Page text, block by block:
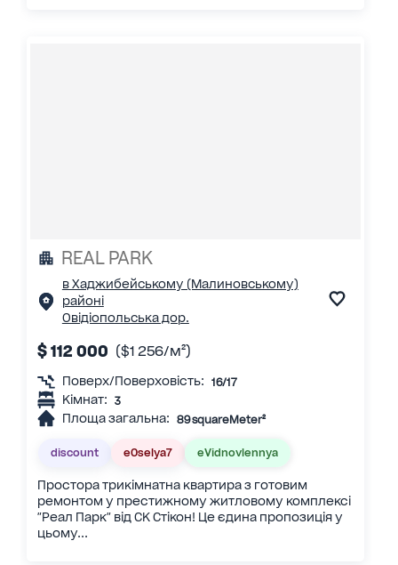
REAL PARK
в Хаджибейському (Малиновському)
районі
Овідіопольська дор.
$ 112 000 ($1 256/м²)
Поверх/Поверховість: 16/17
Кімнат: 3
Площа загальна: 89 squareMeter²
discount eOselya7 eVidnovlennya
Простора трикімнатна квартира з готовим
ремонтом у престижному житловому комплексі
"Реал Парк" від СК Стікон! Це єдина пропозиція у
цьому...